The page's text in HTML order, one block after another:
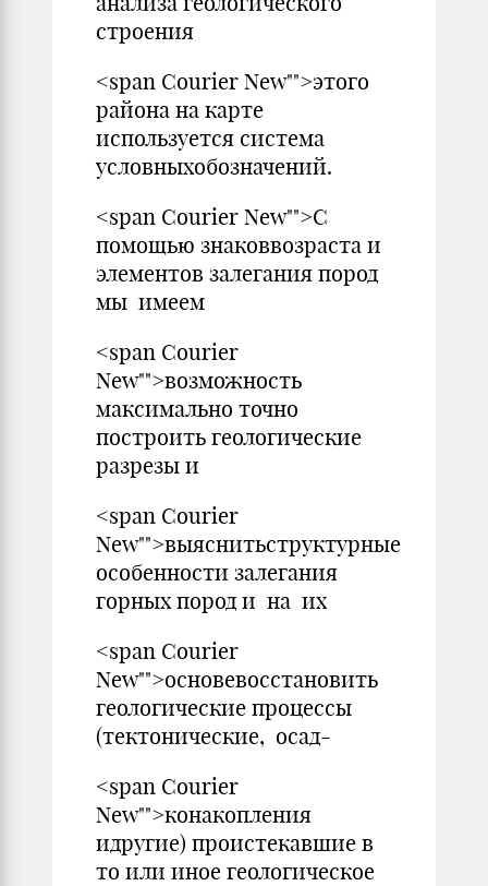
строения
<span Courier New"">этого
района на карте
используется система
условныхобозначений.
<span Courier New"">С
помощью знаковвозраста и
элементов залегания пород
мы имеем
<span Courier
New"">возможность
максимально точно
построить геологические
разрезы и
<span Courier
New"">выяснитьструктурные
особенности залегания
горных пород и на их
<span Courier
New"">основевосстановить
геологические процессы
(тектонические, осад-
<span Courier
New"">конакопления
идругие) проистекавшие в
то или иное геологическое